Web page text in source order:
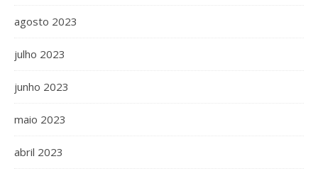
agosto 2023
julho 2023
junho 2023
maio 2023
abril 2023